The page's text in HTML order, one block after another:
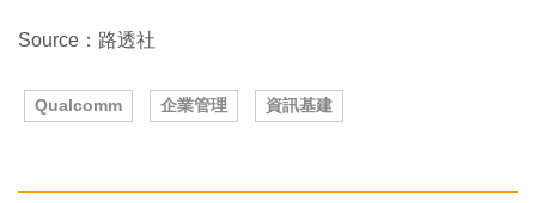
Source：路透社
Qualcomm 企業管理 資訊基建